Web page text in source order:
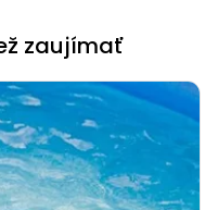
zaujímať